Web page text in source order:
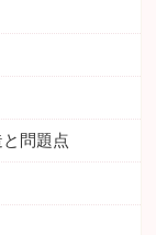
問題点